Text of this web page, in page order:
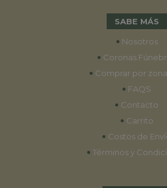
SABE MÁS
• Nosotros
• Coronas
• Comprar por
• FAQS
• Contacto
• Carrito
• Costos de
• Términos y